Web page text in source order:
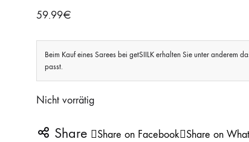
59.99€
Beim Kauf eines Sarees bei getSIILK erhalten Sie unter anderem
passt.
Nicht vorrätig
Share Share on Facebook Share on